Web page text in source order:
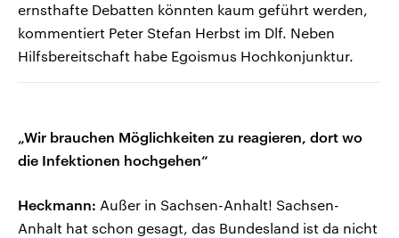
ernsthafte Debatten könnten kaum geführt werden,
kommentiert Peter Stefan Herbst im Dlf. Neben
Hilfsbereitschaft habe Egoismus Hochkonjunktur.
„Wir brauchen Möglichkeiten zu reagieren, dort wo
die Infektionen hochgehen“
Heckmann: Außer in Sachsen-Anhalt! Sachsen-
Anhalt hat schon gesagt, das Bundesland ist da nicht